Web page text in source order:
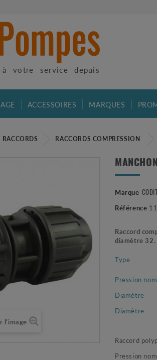
votre service depuis
ACCESSOIRES MARQUES
RACCORDS RACCORDS COMPRESSION
l'image
Marque
Référence
Raccord
diamètre 32.
Type
Pression
Diamètre
Diamètre
Raccord
Pression